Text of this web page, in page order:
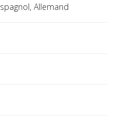
Allemand